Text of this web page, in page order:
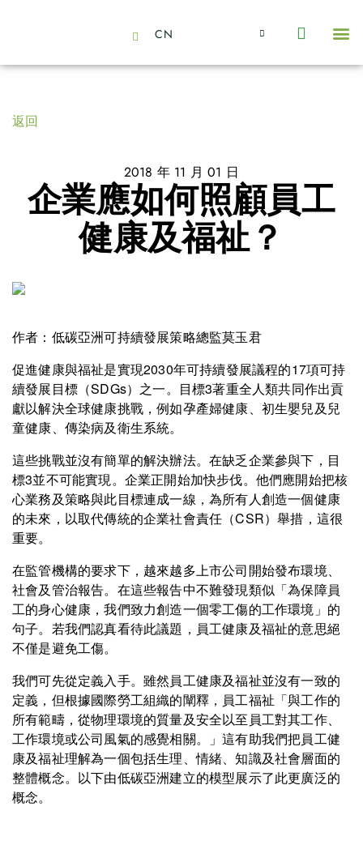
CN
返回
2018 年 11 月 01 日
企業應如何照顧員工
健康及福祉？
作者：低碳亞洲可持續發展策略總監莫玉君
促進健康與福祉是實現2030年可持續發展議程的17項可持
續發展目標（SDGs）之一。目標3著重全人類共同作出貢
獻以解決全球健康挑戰，例如孕產婦健康、初生嬰兒及兒
童健康、傳染病及衛生系統。
這些挑戰並沒有簡單的解決辦法。在缺乏企業參與下，目
標3並不可能實現。企業正開始加快步伐。他們應開始把核
心業務及策略與此目標連成一線，為所有人創造一個健康
的未來，以取代傳統的企業社會責任（CSR）舉措，這很
重要。
在監管機構的要求下，越來越多上市公司開始發布環境、
社會及管治報告。在這些報告中不難發現類似「為保障員
工的身心健康，我們致力創造一個零工傷的工作環境」的
句子。若我們認真看待此議題，員工健康及福祉的意思絕
不僅是避免工傷。
我們可先從定義入手。雖然員工健康及福祉並沒有一致的
定義，但根據國際勞工組織的闡釋，員工福祉「與工作的
所有範疇，從物理環境的質量及安全以至員工對其工作、
工作環境或公司風氣的感覺相關。」這有助我們把員工健
康及福祉理解為一個包括生理、情緒、知識及社會層面的
整體概念。以下由低碳亞洲建立的模型展示了此更廣泛的
概念。